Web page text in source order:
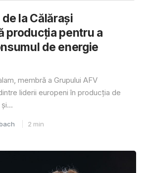
la Călărași
producția pentru a
de energie
membră a Grupului AFV
liderii europeni în producția de
2 min